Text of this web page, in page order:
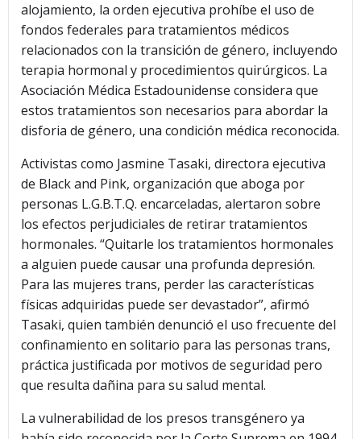
alojamiento, la orden ejecutiva prohíbe el uso de
fondos federales para tratamientos médicos
relacionados con la transición de género, incluyendo
terapia hormonal y procedimientos quirúrgicos. La
Asociación Médica Estadounidense considera que
estos tratamientos son necesarios para abordar la
disforia de género, una condición médica reconocida.
Activistas como Jasmine Tasaki, directora ejecutiva
de Black and Pink, organización que aboga por
personas L.G.B.T.Q. encarceladas, alertaron sobre
los efectos perjudiciales de retirar tratamientos
hormonales. “Quitarle los tratamientos hormonales
a alguien puede causar una profunda depresión.
Para las mujeres trans, perder las características
físicas adquiridas puede ser devastador”, afirmó
Tasaki, quien también denunció el uso frecuente del
confinamiento en solitario para las personas trans,
práctica justificada por motivos de seguridad pero
que resulta dañina para su salud mental.
La vulnerabilidad de los presos transgénero ya